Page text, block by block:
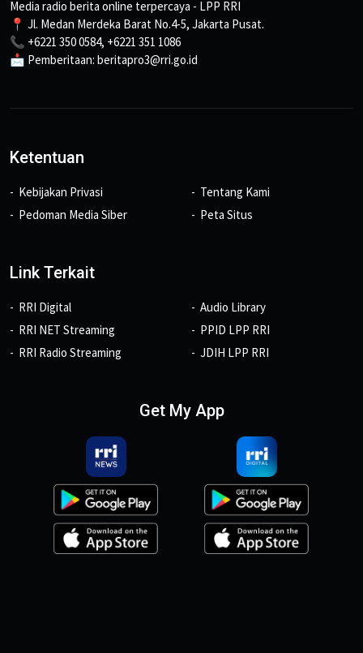
Media radio berita online terpercaya - LPP RRI
📍 Jl. Medan Merdeka Barat No.4-5, Jakarta Pusat.
📞 +6221 350 0584, +6221 351 1086
📩 Pemberitaan: beritapro3@rri.go.id
Ketentuan
Kebijakan Privasi
Pedoman Media Siber
Tentang Kami
Peta Situs
Link Terkait
RRI Digital
RRI NET Streaming
RRI Radio Streaming
Audio Library
PPID LPP RRI
JDIH LPP RRI
Get My App